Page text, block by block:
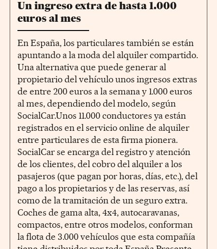
Un ingreso extra de hasta 1.000
euros al mes
En España, los particulares también se están
apuntando a la moda del alquiler compartido.
Una alternativa que puede generar al
propietario del vehículo unos ingresos extras
de entre 200 euros a la semana y 1.000 euros
al mes, dependiendo del modelo, según
SocialCar.Unos 11.000 conductores ya están
registrados en el servicio online de alquiler
entre particulares de esta firma pionera.
SocialCar se encarga del registro y atención
de los clientes, del cobro del alquiler a los
pasajeros (que pagan por horas, días, etc.), del
pago a los propietarios y de las reservas, así
como de la tramitación de un seguro extra.
Coches de gama alta, 4x4, autocaravanas,
compactos, entre otros modelos, conforman
la flota de 3.000 vehículos que esta compañía